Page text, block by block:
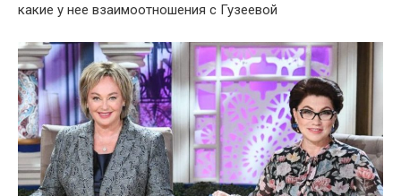
какие у нее взаимоотношения с Гузеевой